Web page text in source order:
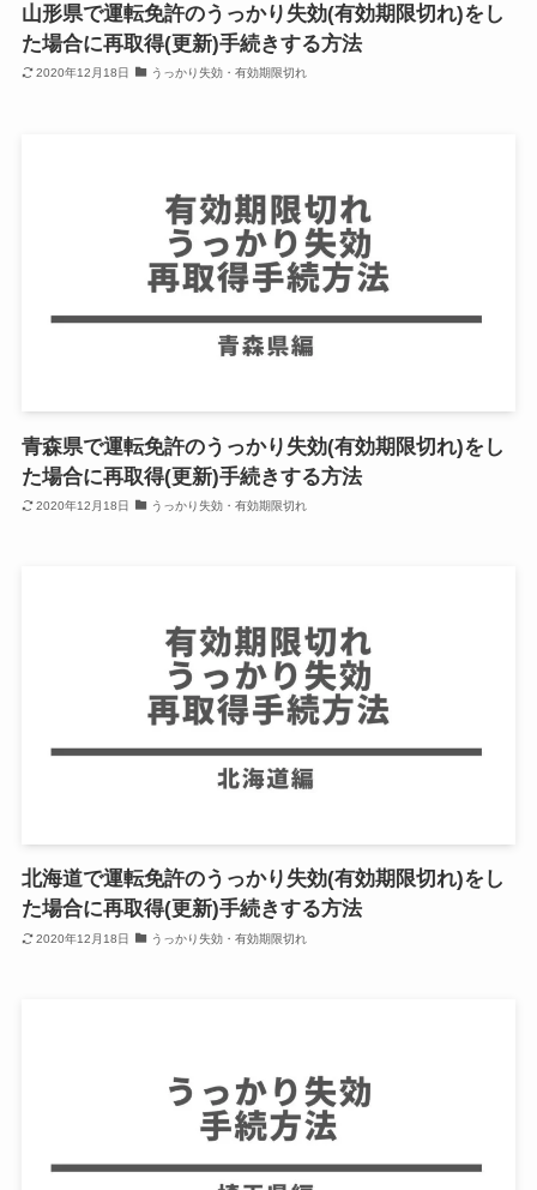
山形県で運転免許のうっかり失効(有効期限切れ)をし
た場合に再取得(更新)手続きする方法
2020年12月18日 うっかり失効・有効期限切れ
青森県で運転免許のうっかり失効(有効期限切れ)をし
た場合に再取得(更新)手続きする方法
2020年12月18日 うっかり失効・有効期限切れ
北海道で運転免許のうっかり失効(有効期限切れ)をし
た場合に再取得(更新)手続きする方法
2020年12月18日 うっかり失効・有効期限切れ